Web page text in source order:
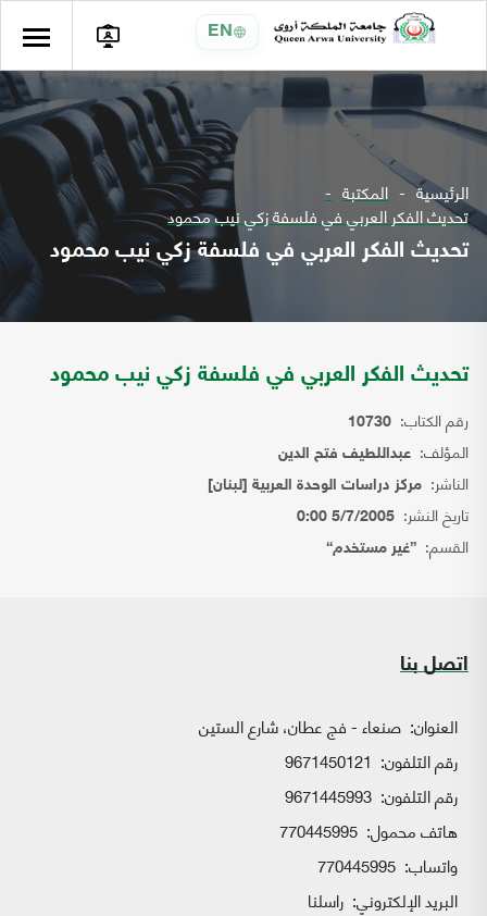
EN
الرئيسية المكتبة
تحديث الفكر العربي في فلسفة زكي نيب محمود
تحديث الفكر العربي في فلسفة زكي نيب محمود
تحديث الفكر العربي في فلسفة زكي نيب محمود
رقم الكتاب: 10730
المؤلف: عبداللطيف فتح الدين
الناشر: مركز دراسات الوحدة العربية [لبنان]
تاريخ النشر: 5/7/2005 0:00
القسم: {غير مستخدم}
اتصل بنا
العنوان: صنعاء - فج عطان، شارع الستين
رقم التلفون: 9671450121
رقم التلفون: 9671445993
هاتف محمول: 770445995
واتساب:
البريد الإلكتروني: راسلنا